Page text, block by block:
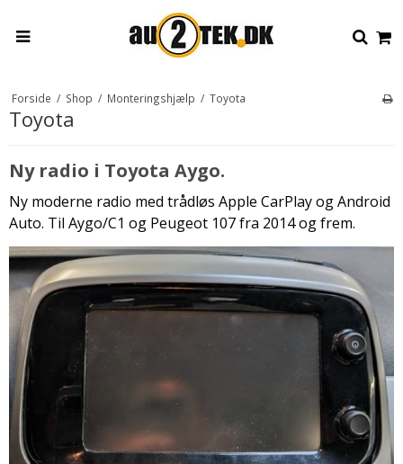
Forside / Shop / Monteringshjælp / Toyota
Toyota
Ny radio i Toyota Aygo.
Ny moderne radio med trådløs Apple CarPlay og Android
Auto. Til Aygo/C1 og Peugeot 107 fra 2014 og frem.